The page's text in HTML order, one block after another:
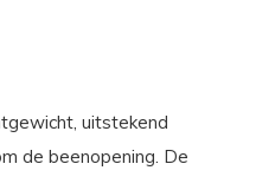
uitstekend
de beenopening. De